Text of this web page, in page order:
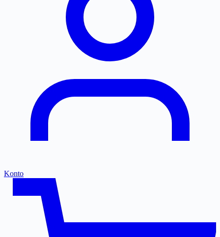
Konto